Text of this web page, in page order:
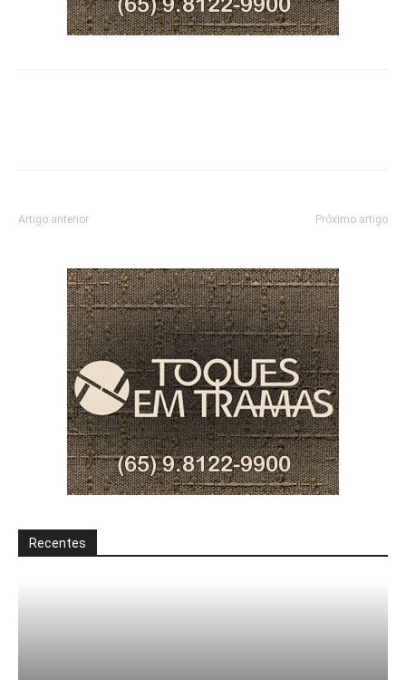
Artigo anterior Próximo artigo
Recentes